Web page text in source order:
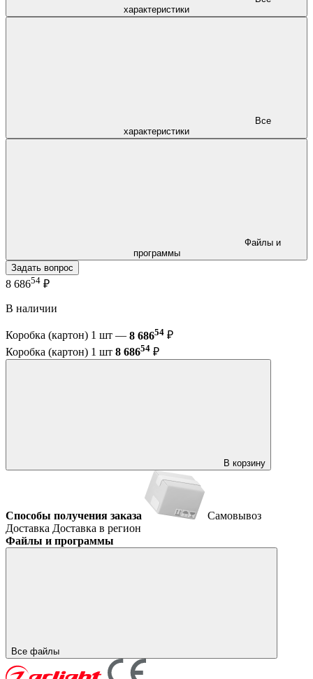
характеристики
характеристики
программы
Задать вопрос
8 68654 ₽
В наличии
Коробка (картон) 1 шт — 8 68654 ₽
Коробка (картон) 1 шт 8 68654 ₽
В корзину
Способы получения заказа
Самовывоз
Доставка Доставка в регион
Файлы и программы
Все файлы